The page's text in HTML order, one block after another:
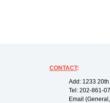
CONTACT:
Add: 1233
Tel: 202-861-
Email